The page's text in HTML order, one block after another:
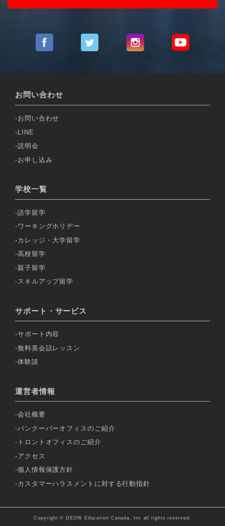
お問い合わせ
お問い合わせ
LINE
説明会
お申し込み
学校一覧
語学留学
ワーキングホリデー
カレッジ・大学留学
高校留学
親子留学
スキルアップ留学
サポート・サービス
サポート内容
無料英会話レッスン
体験談
運営者情報
会社概要
バンクーバーオフィスのご紹介
トロントオフィスのご紹介
アクセス
個人情報保護方針
カスタマーハラスメントに対する行動指針
Copyright © DEOW Education Canada, Inc all rights reserved.